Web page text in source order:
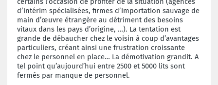
d’intérim spécialisées, firmes d’importation sauvage de
main d’œuvre étrangère au détriment des besoins
vitaux dans les pays d’origine, …). La tentation est
grande de débaucher chez le voisin à coup d’avantages
particuliers, créant ainsi une frustration croissante
chez le personnel en place… La démotivation grandit. A
tel point qu’aujourd’hui entre 2500 et 5000 lits sont
fermés par manque de personnel.